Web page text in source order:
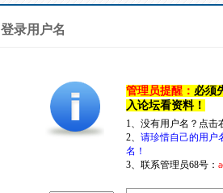
登录用户名
管理员提醒： 必须
入论坛看资料！
1、没有用户名？点
2、 请珍惜自己的用户
名！
3、联系管理员68号：